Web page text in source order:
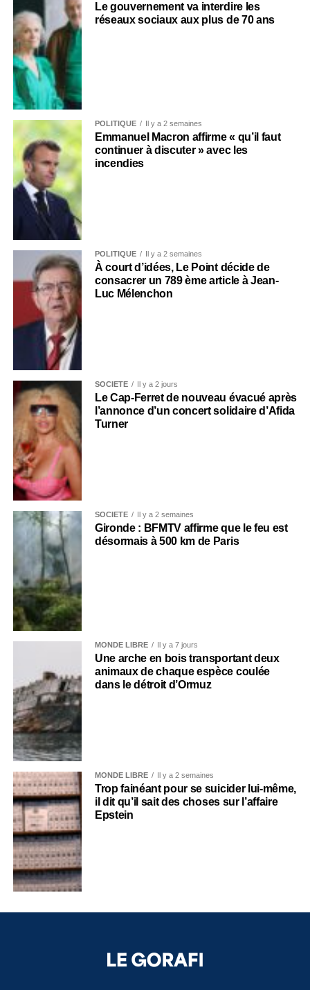
Le gouvernement va interdire les
réseaux sociaux aux plus de 70 ans
POLITIQUE Il y a 2 semaines
Emmanuel Macron affirme « qu’il faut
continuer à discuter » avec les
incendies
POLITIQUE Il y a 2 semaines
À court d’idées, Le Point décide de
consacrer un 789 ème article à Jean-
Luc Mélenchon
SOCIÉTÉ Il y a 2 jours
Le Cap-Ferret de nouveau évacué après
l’annonce d’un concert solidaire d’Afida
Turner
SOCIÉTÉ Il y a 2 semaines
Gironde : BFMTV affirme que le feu est
désormais à 500 km de Paris
MONDE LIBRE Il y a 7 jours
Une arche en bois transportant deux
animaux de chaque espèce coulée
dans le détroit d’Ormuz
MONDE LIBRE Il y a 2 semaines
Trop fainéant pour se suicider lui-même,
il dit qu’il sait des choses sur l’affaire
Epstein